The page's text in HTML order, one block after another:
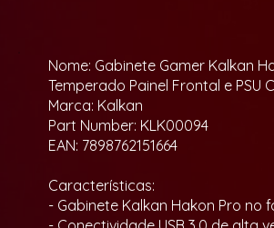
Nome: Gabinete Gamer Kalkan
Temperado Painel Frontal e PSU
Marca: Kalkan
Part Number: KLK00094
EAN: 7898762151664
Características:
- Gabinete Kalkan Hakon Pro